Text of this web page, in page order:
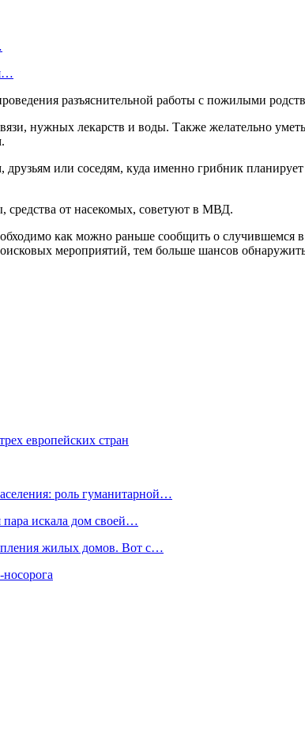
разъяснительной работы с пожилыми
нужных лекарств и воды. Также желательно
друзьям или соседям, куда именно грибник
средства от насекомых, советуют в МВД.
как можно раньше сообщить о
мероприятий, тем больше шансов
европейских стран
роль гуманитарной…
пара искала дом своей…
жилых домов. Вот с…